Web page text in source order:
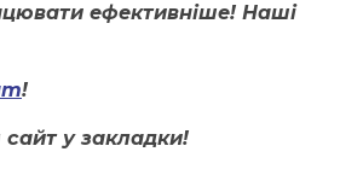
ефективніше! Наші
!
у закладки!